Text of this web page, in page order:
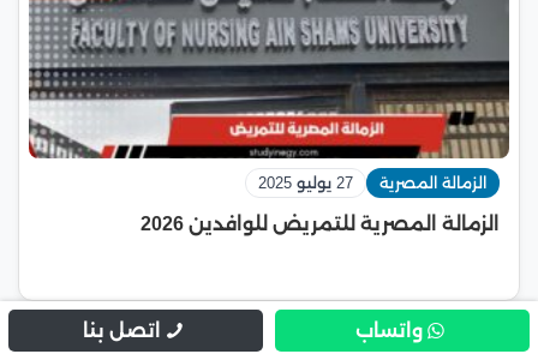
الزمالة المصرية 27 يوليو 2025
الزمالة المصرية للتمريض للوافدين 2026
واتساب اتصل بنا